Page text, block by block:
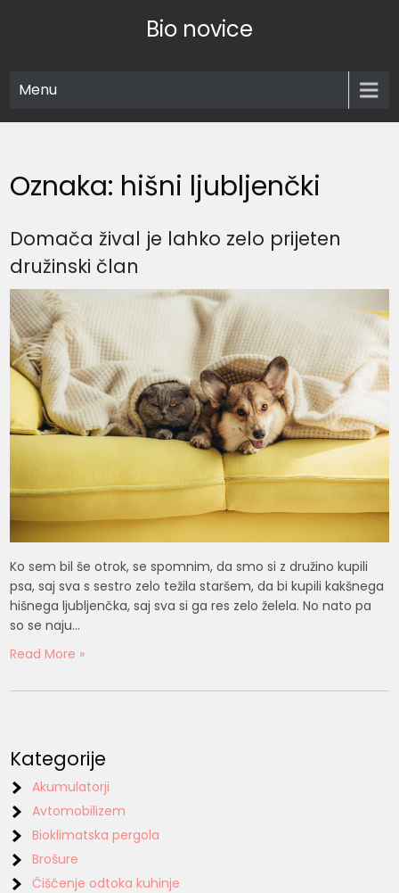
Bio novice
Menu
Oznaka: hišni ljubljenčki
Domača žival je lahko zelo prijeten
družinski član
Ko sem bil še otrok, se spomnim, da smo si z družino kupili
psa, saj sva s sestro zelo težila staršem, da bi kupili kakšnega
hišnega ljubljenčka, saj sva si ga res zelo želela. No nato pa
so se naju…
Read More »
Kategorije
Akumulatorji
Avtomobilizem
Bioklimatska pergola
Brošure
Čiščenje odtoka kuhinje